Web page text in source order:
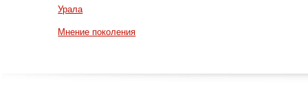
Урала
Мнение поколения